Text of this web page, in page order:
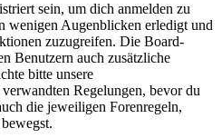
sein, um dich anmelden zu
wenigen Augenblicken erledigt und
zuzugreifen. Die Board-
Benutzern auch zusätzliche
bitte unsere
Regelungen, bevor du
die jeweiligen Forenregeln,